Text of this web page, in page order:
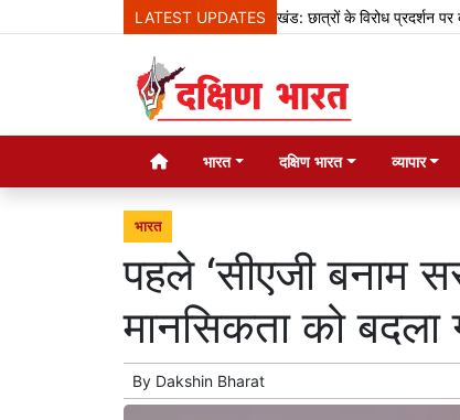
LATEST UPDATESझारखंड: छात्रों के विरोध प्रदर्शन पर बोले
भारत दक्षिण भारत व्यापार
भारत
पहले ‘सीएजी बनाम
मानसिकता को बदला
By Dakshin Bharat